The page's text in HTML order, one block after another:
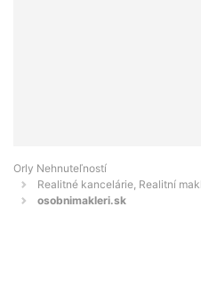
Orly Nehnuteľností
Realitné kancelárie, Realitní
osobnimakleri.sk